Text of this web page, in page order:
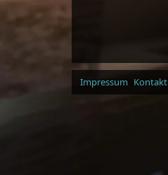
Impressum Kontakt